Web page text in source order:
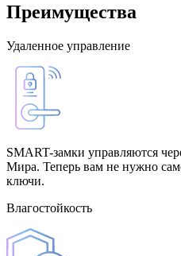
Преимущества
Удаленное управление
SMART-замки управляются
Мира. Теперь вам не нужно
ключи.
Влагостойкость